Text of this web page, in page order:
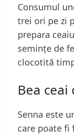
Consumul
trei ori pe zi
prepara
semințe de
clocotită
Bea ceai
Senna este
care poate fi